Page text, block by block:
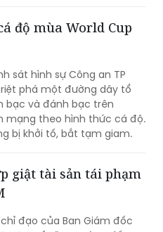
kinh doanh dịch vụ giải trí
phường Ngô Quyền.
độ mùa World Cup
sát hình sự Công an TP
phá một đường dây tổ
mạng theo hình thức cá độ.
bị khởi tố, bắt tạm giam.
giật tài sản tái phạm